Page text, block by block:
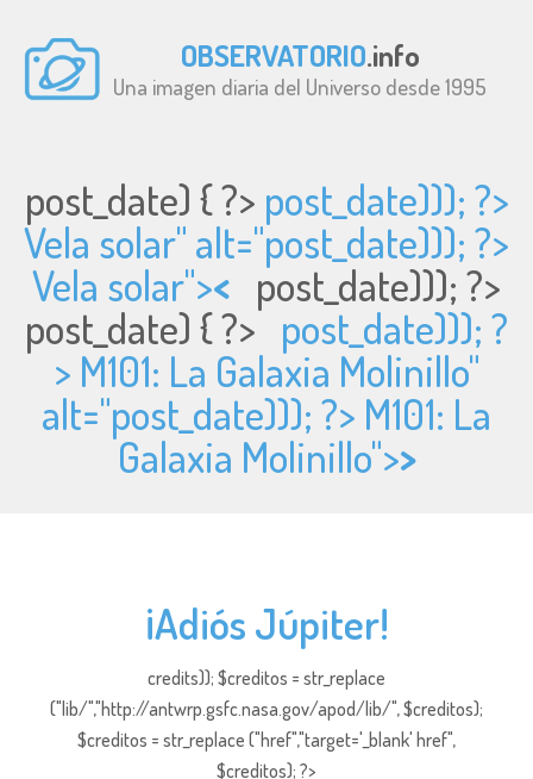
OBSERVATORIO.info
Una imagen diaria del Universo desde 1995
post_date) { ?> post_date))); ?>
Vela solar" alt="post_date))); ?>
Vela solar">< post_date))); ?>
post_date) { ?> post_date))); ?
> M101: La Galaxia Molinillo"
alt="post_date))); ?> M101: La
Galaxia Molinillo">>
¡Adiós Júpiter!
credits)); $creditos = str_replace
("lib/","http://antwrp.gsfc.nasa.gov/apod/lib/", $creditos);
$creditos = str_replace ("href","target='_blank' href",
$creditos); ?>